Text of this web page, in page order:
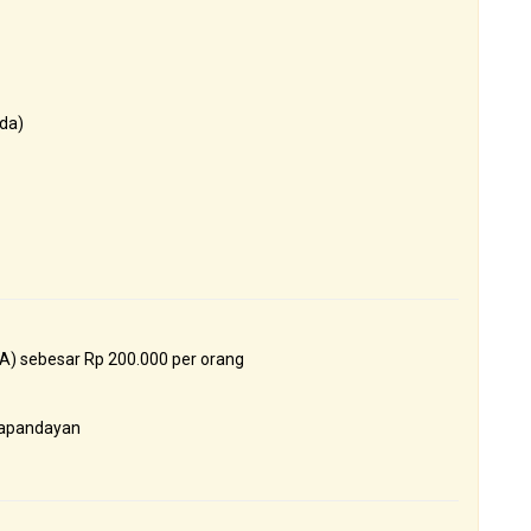
sebesar Rp 200.000 per orang